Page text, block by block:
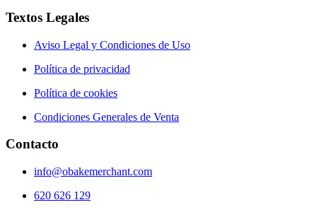
Textos Legales
Aviso Legal y Condiciones de Uso
Política de privacidad
Política de cookies
Condiciones Generales de Venta
Contacto
info@obakemerchant.com
620 626 129